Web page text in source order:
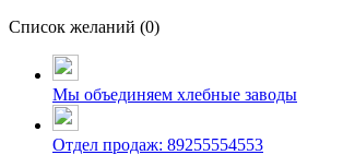
Список желаний (0)
Мы объединяем хлебные заводы
Отдел продаж: 89255554553